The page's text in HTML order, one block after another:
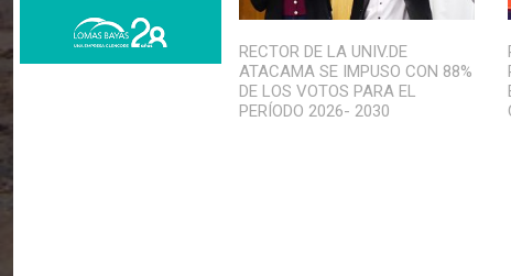
RECTOR DE LA UNIV.DE
ATACAMA SE IMPUSO CON 88%
DE LOS VOTOS PARA EL
PERÍODO 2026- 2030